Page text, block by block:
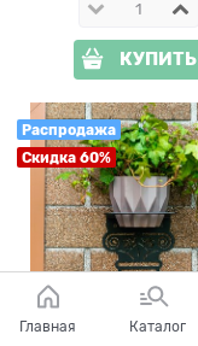
КУПИТЬ
Распродажа
Скидка 60%
Главная Каталог